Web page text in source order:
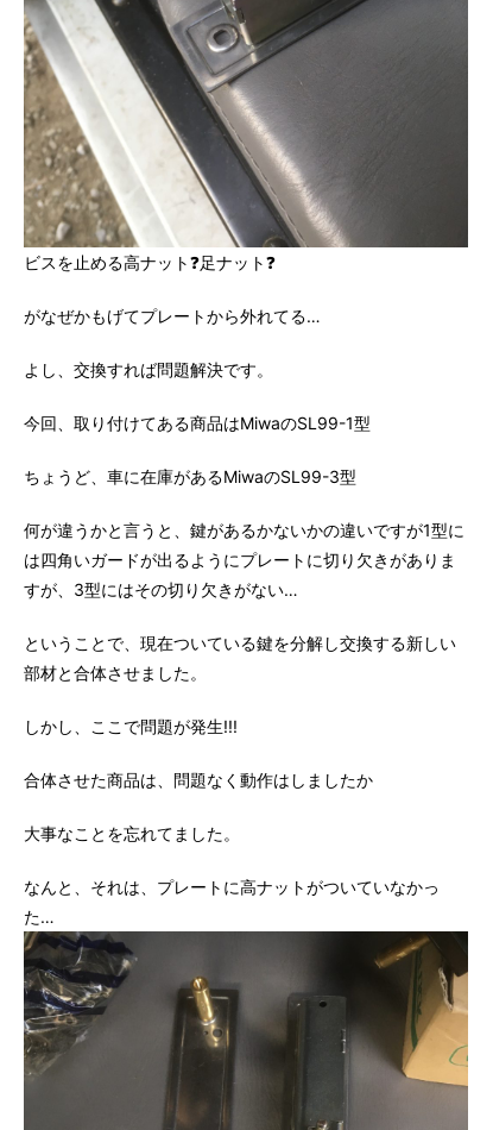
ビスを止める高ナット❓足ナット❓
がなぜかもげてプレートから外れてる…
よし、交換すれば問題解決です。
今回、取り付けてある商品はMiwaのSL99-1型
ちょうど、車に在庫があるMiwaのSL99-3型
何が違うかと言うと、鍵があるかないかの違いですが1型に
は四角いガードが出るようにプレートに切り欠きがありま
すが、3型にはその切り欠きがない…
ということで、現在ついている鍵を分解し交換する新しい
部材と合体させました。
しかし、ここで問題が発生!!!
合体させた商品は、問題なく動作はしましたか
大事なことを忘れてました。
なんと、それは、プレートに高ナットがついていなかっ
た…